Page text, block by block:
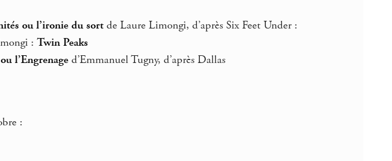
ou l’ironie du sort de Laure Limongi, d’après Six Feet Under :
: Twin Peaks
l’Engrenage d’Emmanuel Tugny, d’après Dallas
: